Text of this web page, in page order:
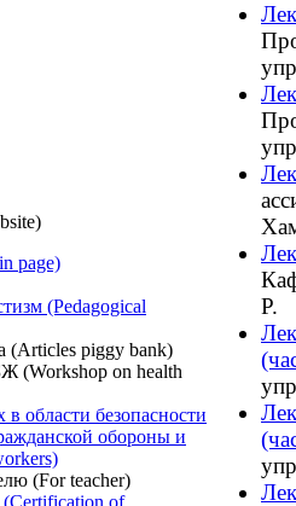
page)
(Pedagogical
(Articles piggy bank)
on health
области безопасности
обороны и
(For teacher)
(Certification of
Р.